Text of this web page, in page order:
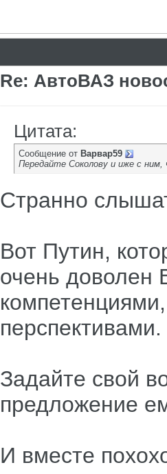
Re: АвтоВАЗ
Цитата:
Сообщение от Варвар59
Передайте Соколову и иже с
Странно
Вот Путин,
очень доволен
перспективами.
Задайте свой
предложение
И вместе